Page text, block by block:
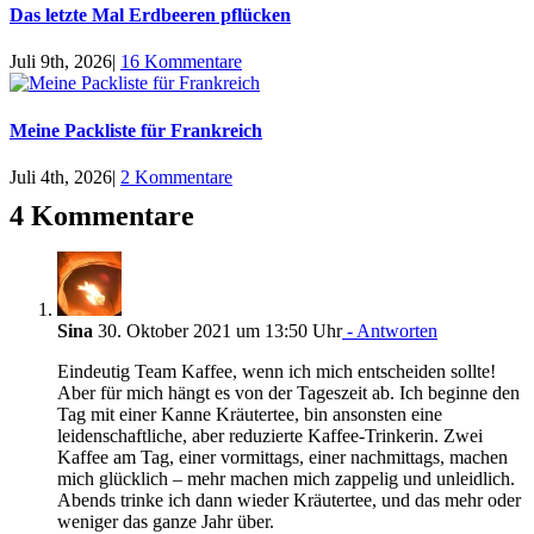
Das letzte Mal Erdbeeren pflücken
Juli 9th, 2026 16 Kommentare
Meine Packliste für Frankreich
Juli 4th, 2026| 2 Kommentare
4 Kommentare
Sina 30. Oktober 2021 um 13:50 Uhr- Antworten
Eindeutig Team Kaffee, wenn ich mich entscheiden sollte!
Aber für mich hängt es von der Tageszeit ab. Ich beginne den
Tag mit einer Kanne Kräutertee, bin ansonsten eine
leidenschaftliche, aber reduzierte Kaffee-Trinkerin. Zwei
Kaffee am Tag, einer vormittags, einer nachmittags, machen
mich glücklich – mehr machen mich zappelig und unleidlich.
Abends trinke ich dann wieder Kräutertee, und das mehr oder
weniger das ganze Jahr über.